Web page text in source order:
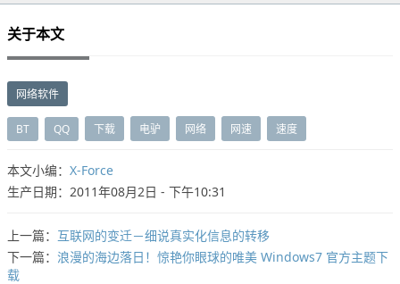
关于本文
网络软件
BT QQ 下载 电驴 网络 网速 速度
本文小编： X-Force
生产日期：2011年08月2日 - 下午10:31
上一篇： 互联网的变迁－细说真实化信息的转移
下一篇： 浪漫的海边落日！惊艳你眼球的唯美 Windows7 官方主题下
载